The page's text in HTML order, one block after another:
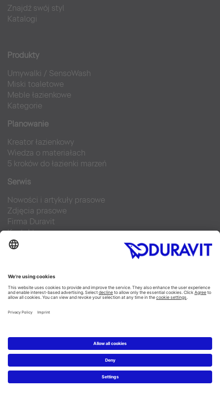
Znajdź swój styl
Katalogi
Produkty
Umywalki / SensoWash
Miski toaletowe
Meble łazienkowe
Kategorie
Planowanie
Kreator łazienkowy
Wiedza o materiałach
5 kroków do łazienki marzeń
Serwis
Nowości i artykuły prasowe
Zdjęcia prasowe
Firma Duravit
Kontakt
Najczęściej zadawane pytania
Facebook
Instagram
Pinterest
Blog
Flickr
Copyright © 2026 Duravit AG
Imprint|Polityka prywatności|Ustawienia plików cookie